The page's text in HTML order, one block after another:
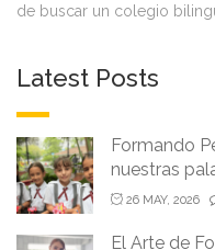
de buscar un colegio
Latest Posts
Formando
nuestras
26 MAY, 2026
El Arte de